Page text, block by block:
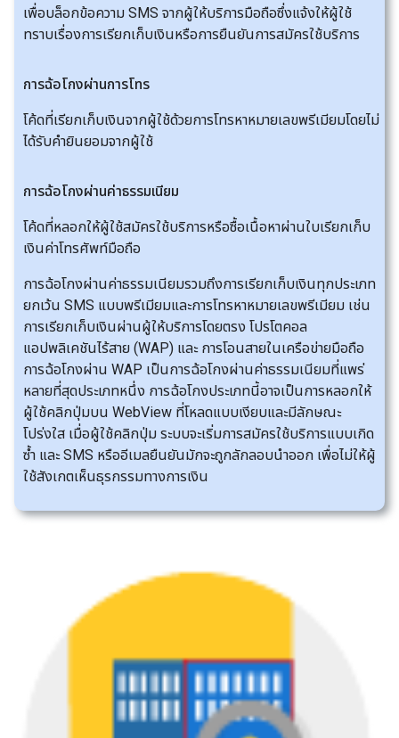
เพื่อบล็อกข้อความ SMS จากผู้ให้บริการมือถือซึ่งแจ้งให้ผู้ใช้
ทราบเรื่องการเรียกเก็บเงินหรือการยืนยันการสมัครใช้บริการ
การฉ้อโกงผ่านการโทร
โค้ดที่เรียกเก็บเงินจากผู้ใช้ด้วยการโทรหาหมายเลขพรีเมียมโดยไม่
ได้รับคำยินยอมจากผู้ใช้
การฉ้อโกงผ่านค่าธรรมเนียม
โค้ดที่หลอกให้ผู้ใช้สมัครใช้บริการหรือซื้อเนื้อหาผ่านใบเรียกเก็บ
เงินค่าโทรศัพท์มือถือ
การฉ้อโกงผ่านค่าธรรมเนียมรวมถึงการเรียกเก็บเงินทุกประเภท
ยกเว้น SMS แบบพรีเมียมและการโทรหาหมายเลขพรีเมียม เช่น
การเรียกเก็บเงินผ่านผู้ให้บริการโดยตรง โปรโตคอล
แอปพลิเคชันไร้สาย (WAP) และ การโอนสายในเครือข่ายมือถือ
การฉ้อโกงผ่าน WAP เป็นการฉ้อโกงผ่านค่าธรรมเนียมที่แพร่
หลายที่สุดประเภทหนึ่ง การฉ้อโกงประเภทนี้อาจเป็นการหลอกให้
ผู้ใช้คลิกปุ่มบน WebView ที่โหลดแบบเงียบและมีลักษณะ
โปร่งใส เมื่อผู้ใช้คลิกปุ่ม ระบบจะเริ่มการสมัครใช้บริการแบบเกิด
ซ้ำ และ SMS หรืออีเมลยืนยันมักจะถูกลักลอบนำออก เพื่อไม่ให้ผู้
ใช้สังเกตเห็นธุรกรรมทางการเงิน